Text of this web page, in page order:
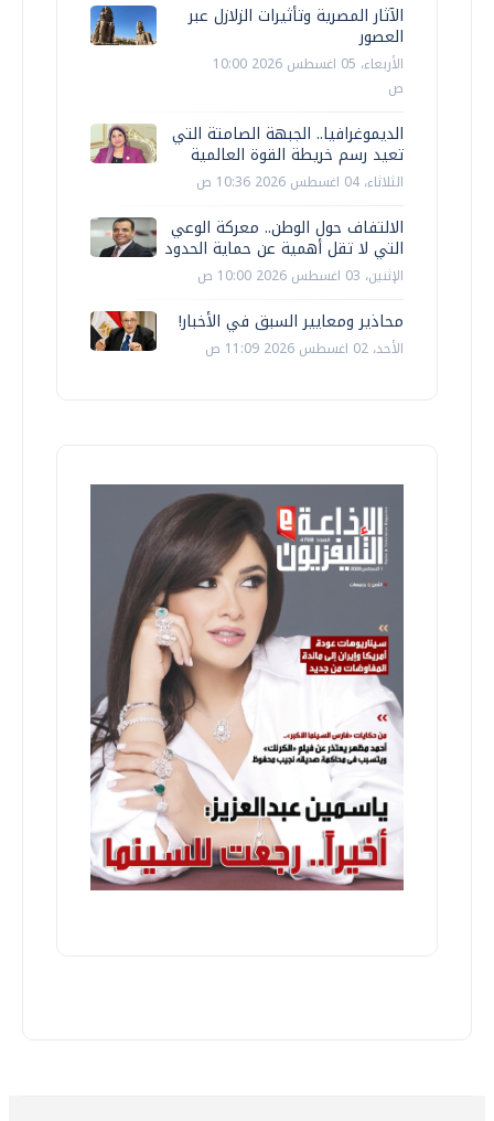
الآثار المصرية وتأثيرات الزلازل عبر
العصور
الأربعاء، 05 اغسطس 2026 10:00
ص
الديموغرافيا.. الجبهة الصامتة التي
تعيد رسم خريطة القوة العالمية
الثلاثاء، 04 اغسطس 2026 10:36 ص
الالتفاف حول الوطن.. معركة الوعي
التي لا تقل أهمية عن حماية الحدود
الإثنين، 03 اغسطس 2026 10:00 ص
محاذير ومعايير السبق في الأخبار!
الأحد، 02 اغسطس 2026 11:09 ص